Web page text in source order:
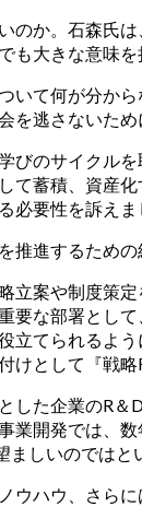
のか。石森氏
も大きな意味を
いて何が分か
を逃さないた
びのサイクル
て蓄積、資産
必要性を訴えま
推進するため
立案や制度策
要な部署とし
立てられるよ
けとして『戦
した企業のR
業開発では、
ましいのではと
ウハウ、さら